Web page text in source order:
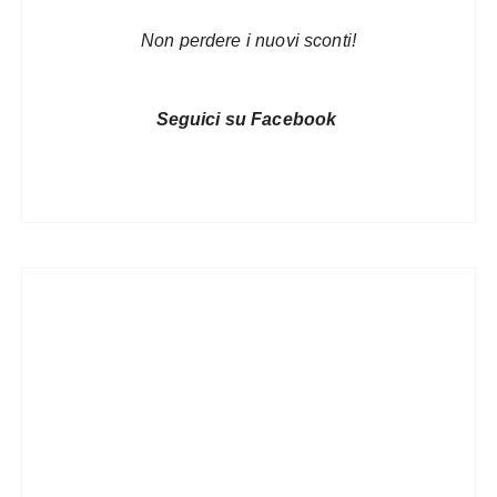
Non perdere i nuovi sconti!
Seguici su Facebook